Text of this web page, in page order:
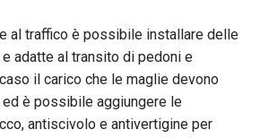
al traffico è possibile installare delle
adatte al transito di pedoni e
il carico che le maglie devono
è possibile aggiungere le
antiscivolo e antivertigine per